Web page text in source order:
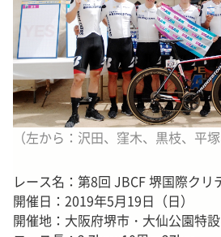
（左から：沢田、窪木、黒枝、平
レース名：第8回 JBCF 堺国際クリ
開催日：2019年5月19日（日）
開催地：大阪府堺市・大仙公園特